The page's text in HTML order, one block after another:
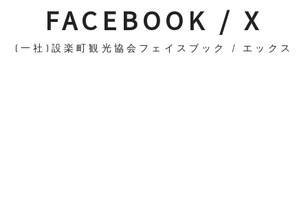
FACEBOOK / X
(一社)設楽町観光協会フェイスブック / エックス